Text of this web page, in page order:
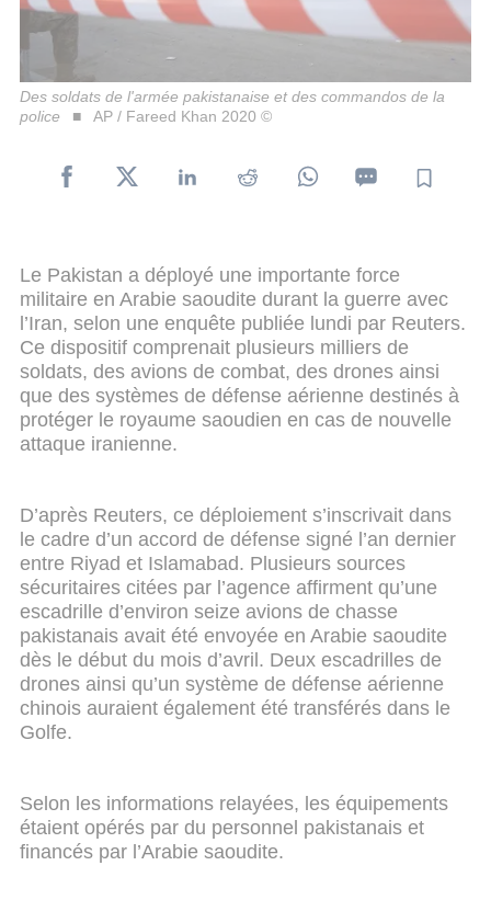
Des soldats de l'armée pakistanaise et des commandos de la
police
AP / Fareed Khan 2020 ©
Le Pakistan a déployé une importante force
militaire en Arabie saoudite durant la guerre avec
l’Iran, selon une enquête publiée lundi par Reuters.
Ce dispositif comprenait plusieurs milliers de
soldats, des avions de combat, des drones ainsi
que des systèmes de défense aérienne destinés à
protéger le royaume saoudien en cas de nouvelle
attaque iranienne.
D’après Reuters, ce déploiement s’inscrivait dans
le cadre d’un accord de défense signé l’an dernier
entre Riyad et Islamabad. Plusieurs sources
sécuritaires citées par l’agence affirment qu’une
escadrille d’environ seize avions de chasse
pakistanais avait été envoyée en Arabie saoudite
dès le début du mois d’avril. Deux escadrilles de
drones ainsi qu’un système de défense aérienne
chinois auraient également été transférés dans le
Golfe.
Selon les informations relayées, les équipements
étaient opérés par du personnel pakistanais et
financés par l’Arabie saoudite.